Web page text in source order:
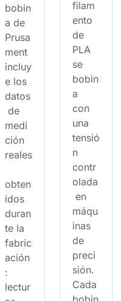
bobin
a de
Prusa
ment
incluy
e los
datos
de
medi
ción
reales
obten
idos
duran
te la
fabric
ación
:
lectur
filam
ento
de
PLA
se
bobin
a
con
una
tensió
n
contr
olada
en
máqu
inas
de
preci
sión.
Cada